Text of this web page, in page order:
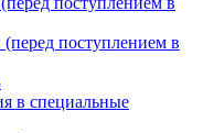
поступлением в
в специальные